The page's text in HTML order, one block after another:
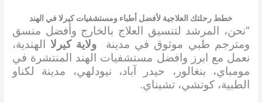
خطط رحلتك العلاجية لأفضل أطباء ومستشفيات كيرلا في الهند
“نحن، المرشد لتنسيق العلاج بالخارج وأفضل منسق
ومترجم طبي موثوق في مدينة
ولاية كيرلاالهندية،
نعمل مع ابرز وافضل مستشفيات الهند المنتشرة في
مومباي، بنغالور، حيدر آباد، نيودلهي، مدينة لكناو
الطبية، كوتشي، تشيناي.